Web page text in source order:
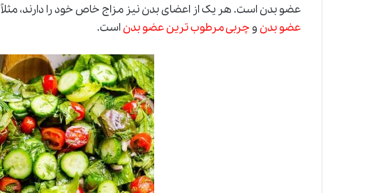
عضو بدن است. هر یک از اعضای بدن نیز مزاج خاص خود را دارند، مثلاً
عضو بدن و چربی مرطوب ترین عضو بدناست.